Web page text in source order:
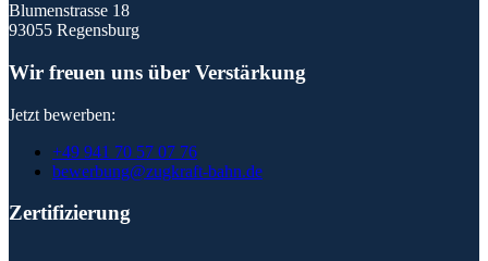
Blumenstrasse 18
93055 Regensburg
Wir freuen uns über Verstärkung
Jetzt bewerben:
+49 941 70 57 07 76
bewerbung@zugkraft-bahn.de
Zertifizierung